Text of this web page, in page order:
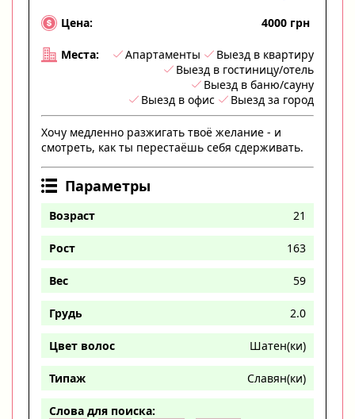
Цена: 4000 грн
Места: Апартаменты
Выезд в квартиру
Выезд в гостиницу/отель
Выезд в баню/сауну
Выезд в офис
Выезд за город
Хочу медленно разжигать твоё желание - и
смотреть, как ты перестаёшь себя сдерживать.
Параметры
Возраст 21
Рост 163
Вес 59
Грудь 2.0
Цвет волос Шатен(ки)
Типаж Славян(ки)
Слова для поиска: